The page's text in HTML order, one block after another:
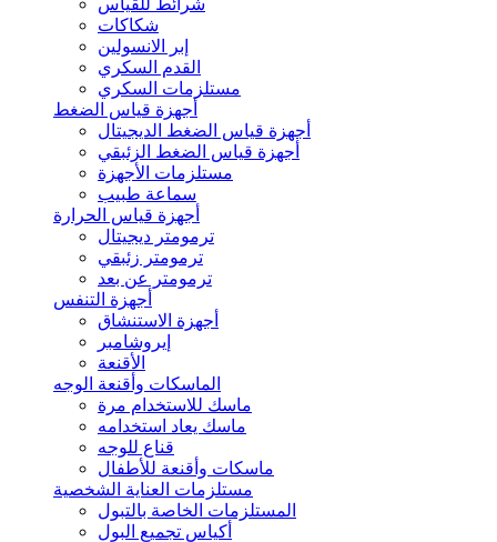
شرائط للقياس
شكاكات
إبر الانسولين
القدم السكري
مستلزمات السكري
أجهزة قياس الضغط
أجهزة قياس الضغط الديجيتال
أجهزة قياس الضغط الزئبقي
مستلزمات الأجهزة
سماعة طبيب
أجهزة قياس الحرارة
ترمومتر ديجيتال
ترمومتر زئبقي
ترمومتر عن بعد
أجهزة التنفس
أجهزة الاستنشاق
إيروشامبر
الأقنعة
الماسكات وأقنعة الوجه
ماسك للاستخدام مرة
ماسك يعاد استخدامه
قناع للوجه
ماسكات وأقنعة للأطفال
مستلزمات العناية الشخصية
المستلزمات الخاصة بالتبول
أكياس تجميع البول